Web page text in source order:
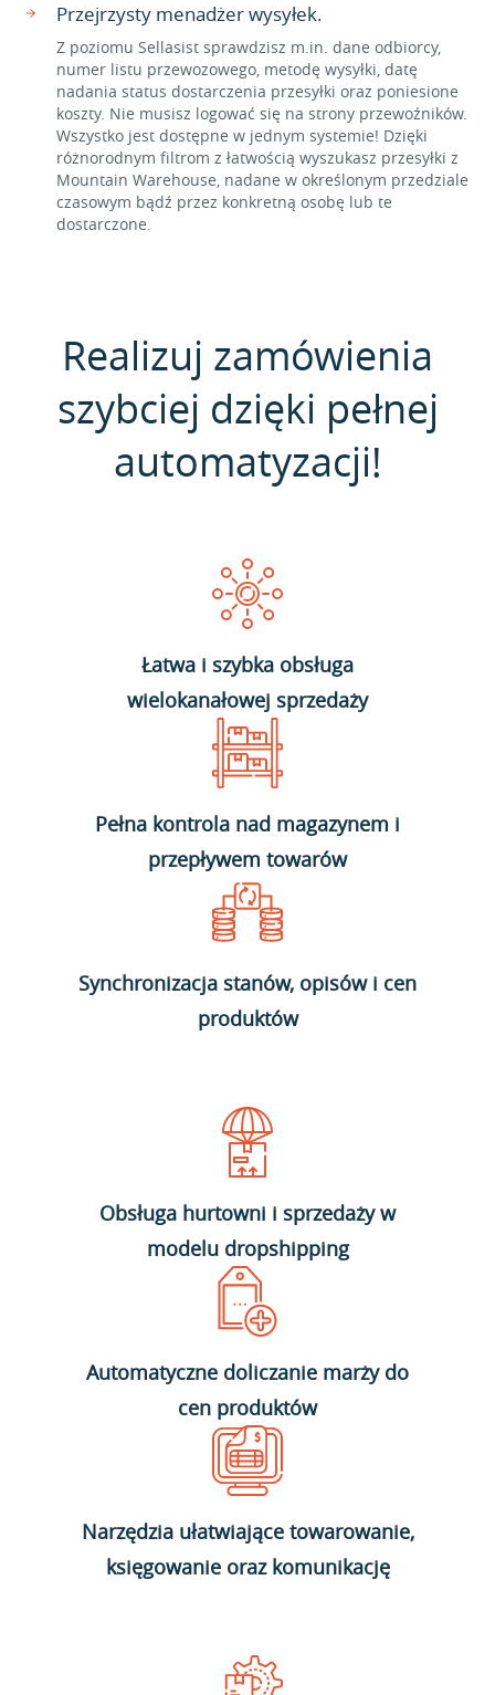
Przejrzysty menadżer wysyłek.
Z poziomu Sellasist sprawdzisz m.in. dane odbiorcy,
numer listu przewozowego, metodę wysyłki, datę
nadania status dostarczenia przesyłki oraz poniesione
koszty. Nie musisz logować się na strony przewoźników.
Wszystko jest dostępne w jednym systemie! Dzięki
różnorodnym filtrom z łatwością wyszukasz przesyłki z
Mountain Warehouse, nadane w określonym przedziale
czasowym bądź przez konkretną osobę lub te
dostarczone.
Realizuj zamówienia
szybciej dzięki pełnej
automatyzacji!
Łatwa i szybka obsługa
wielokanałowej sprzedaży
Pełna kontrola nad magazynem i
przepływem towarów
Synchronizacja stanów, opisów i cen
produktów
Obsługa hurtowni i sprzedaży w
modelu dropshipping
Automatyczne doliczanie marży do
cen produktów
Narzędzia ułatwiające towarowanie,
księgowanie oraz komunikację